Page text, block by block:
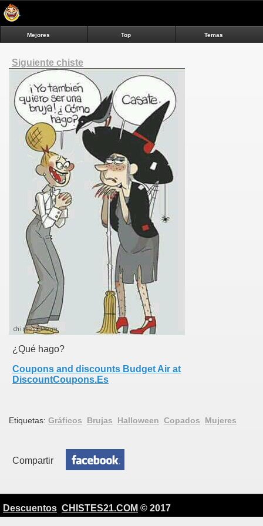
Mejores Top Temas
Siguiente chiste
¿Qué hago?
Coupons and discounts Budget Air at
DiscountCoupons.Es
Etiquetas: Gráficos Brujas Halloween Copados Mujeres
Compartir
Descuentos CHISTES21.COM © 2017